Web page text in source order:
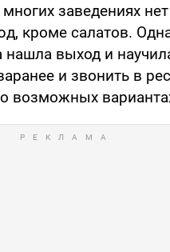
заведениях нет
кроме салатов.
выход и
и звонить в
возможных